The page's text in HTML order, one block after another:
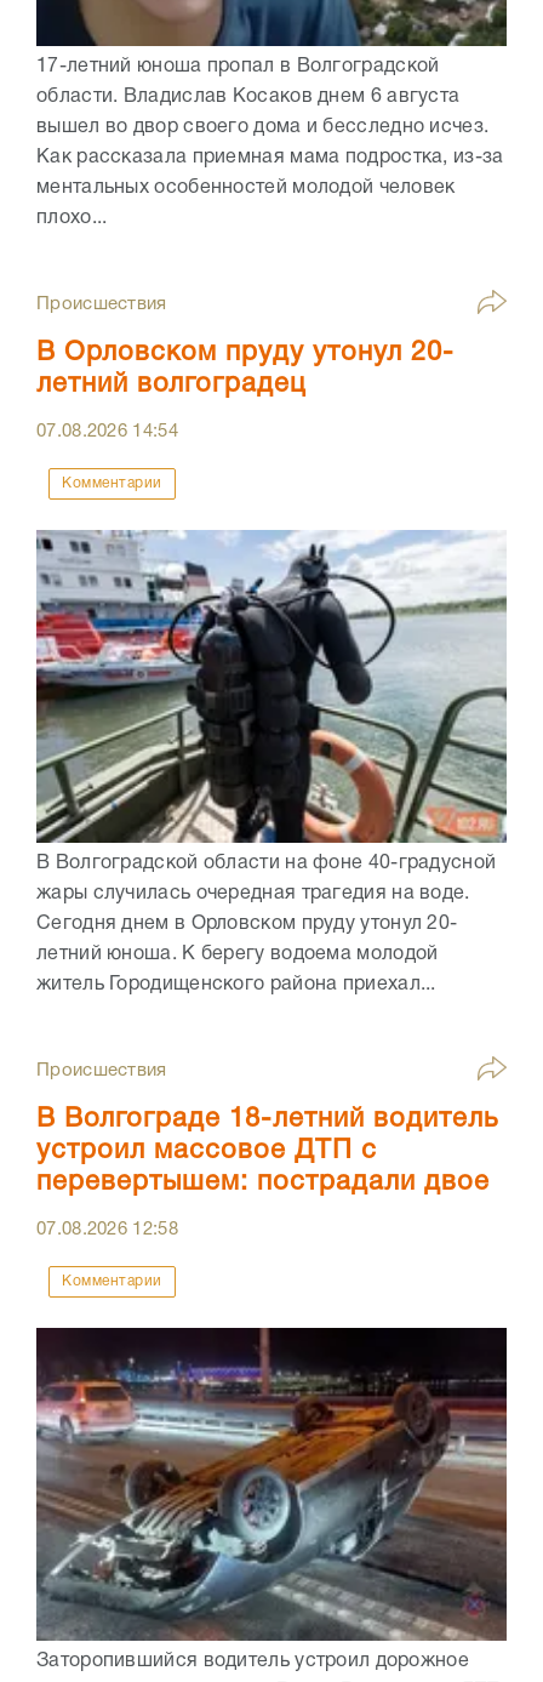
17-летний юноша пропал в Волгоградской
области. Владислав Косаков днем 6 августа
вышел во двор своего дома и бесследно исчез.
Как рассказала приемная мама подростка, из-за
ментальных особенностей молодой человек
плохо...
Происшествия
В Орловском пруду утонул 20-
летний волгоградец
07.08.2026 14:54
Комментарии
В Волгоградской области на фоне 40-градусной
жары случилась очередная трагедия на воде.
Сегодня днем в Орловском пруду утонул 20-
летний юноша. К берегу водоема молодой
житель Городищенского района приехал...
Происшествия
В Волгограде 18-летний водитель
устроил массовое ДТП с
перевертышем: пострадали двое
07.08.2026 12:58
Комментарии
Заторопившийся водитель устроил дорожное